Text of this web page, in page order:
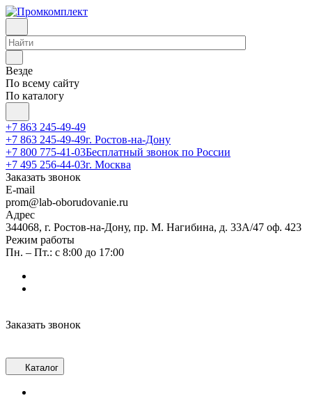
Везде
По всему сайту
По каталогу
+7 863 245-49-49
+7 863 245-49-49г. Ростов-на-Дону
+7 800 775-41-03Бесплатный звонок по России
+7 495 256-44-03г. Москва
Заказать звонок
E-mail
prom@lab-oborudovanie.ru
Адрес
344068, г. Ростов-на-Дону, пр. М. Нагибина, д. 33А/47 оф. 423
Режим работы
Пн. – Пт.: с 8:00 до 17:00
Заказать звонок
Каталог